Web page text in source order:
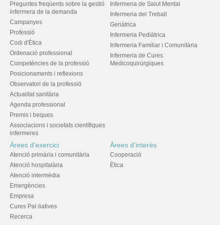
Preguntes freqüents sobre la gestió
infermera de la demanda
Campanyes
Professió
Codi d'Ètica
Ordenació professional
Competències de la professió
Posicionaments i reflexions
Observatori de la professió
Actualitat sanitària
Agenda professional
Premis i beques
Associacions i societats científiques
infermeres
Infermeria de Salut Mental
Infermeria del Treball
Geriàtrica
Infermeria Pediàtrica
Infermeria Familiar i Comunitària
Infermeria de Cures
Medicoquirúrgiques
Àrees d'exercici
Atenció primària i comunitària
Atenció hospitalària
Atenció intermèdia
Emergències
Empresa
Cures Pal·liatives
Recerca
Àrees d'interès
Cooperació
Ètica